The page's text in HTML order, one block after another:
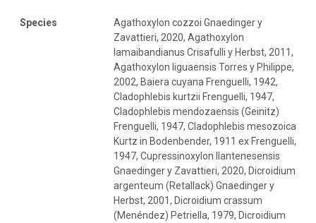
Species
Agathoxylon cozzoi Gnaedinger y
Zavattieri, 2020, Agathoxylon
lamaibandianus Crisafulli y Herbst, 2011,
Agathoxylon liguaensis Torres y Philippe,
2002, Baiera cuyana Frenguelli, 1942,
Cladophlebis kurtzii Frenguelli, 1947,
Cladophlebis mendozaensis (Geinitz)
Frenguelli, 1947, Cladophlebis mesozoica
Kurtz in Bodenbender, 1911 ex Frenguelli,
1947, Cupressinoxylon llantenesensis
Gnaedinger y Zavattieri, 2020, Dicroidium
argenteum (Retallack) Gnaedinger y
Herbst, 2001, Dicroidium crassum
(Menéndez) Petriella, 1979, Dicroidium